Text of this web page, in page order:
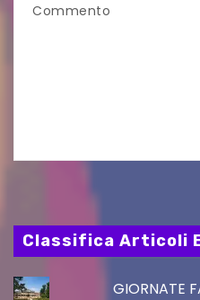
Commento
Classifica Articoli
GIORNATE